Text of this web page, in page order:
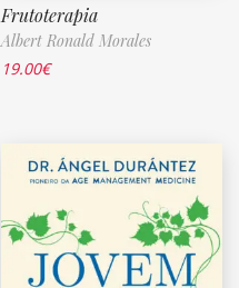
Frutoterapia
Albert Ronald Morales
19.00€